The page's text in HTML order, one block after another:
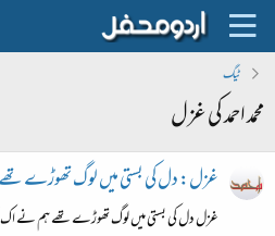
ٹیگ
محمد احمد کی غزل
غزل: دل کی بستی میں لوگ تھوڑے تھے
غزل دل کی بستی میں لوگ تھوڑے تھے ہم نے